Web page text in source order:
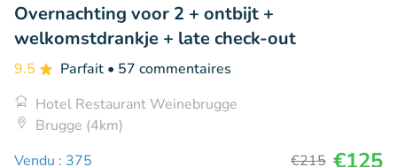
Overnachting voor 2 + ontbijt +
welkomstdrankje + late check-out
9.5 Parfait • 57 commentaires
Hotel Restaurant Weinebrugge
Brugge (4km)
Vendu : 375
€215 €125